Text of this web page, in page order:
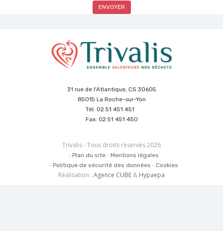
31 rue de l'Atlantique, CS 30605
85015 La Roche-sur-Yon
Tél: 02 51 451 451
Fax: 02 51 451 450
Trivalis - Tous droits réservés 2026
Plan du site
Mentions légales
Politique de sécurité des données
Cookies
Réalisation : Agence CUBE& Hypaepa